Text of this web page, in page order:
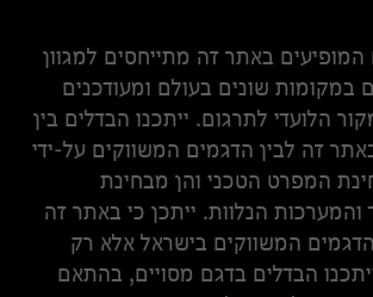
המופיעים באתר זה מתייחסים למגוון
במקומות שונים בעולם ומעודכנים
הלועדי לתרגום. ייתכנו הבדלים בין
זה לבין הדגמים המשווקים על-ידי
המפרט הטכני והן מבחינת
והמערכות הנלוות. ייתכן כי באתר זה
המשווקים בישראל אלא רק
הבדלים בדגם מסויים, בהתאם